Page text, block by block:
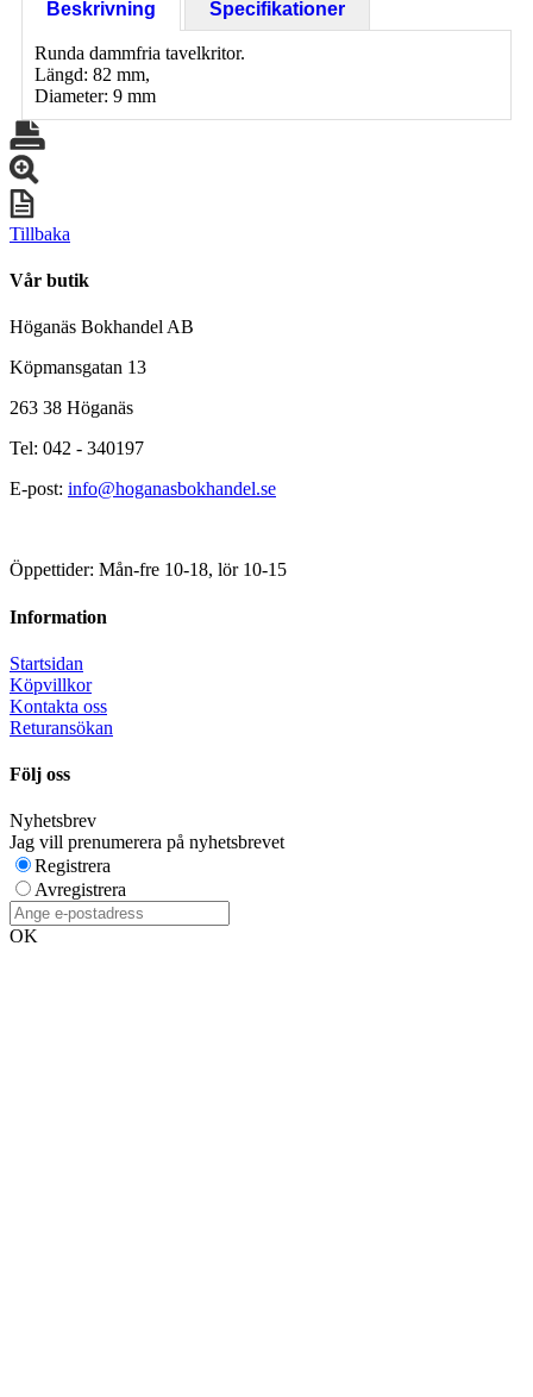
Beskrivning Specifikationer
Runda dammfria tavelkritor.
Längd: 82 mm,
Diameter: 9 mm
Tillbaka
Vår butik
Höganäs Bokhandel AB
Köpmansgatan 13
263 38 Höganäs
Tel: 042 - 340197
E-post: info@hoganasbokhandel.se
Öppettider: Mån-fre 10-18, lör 10-15
Information
Startsidan
Köpvillkor
Kontakta oss
Returansökan
Följ oss
Nyhetsbrev
Jag vill prenumerera på nyhetsbrevet
Registrera
Avregistrera
OK